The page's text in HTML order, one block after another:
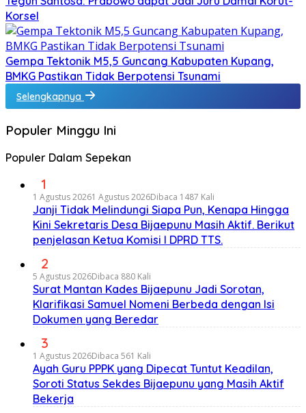
Korsel
Gempa Tektonik M5,5 Guncang Kabupaten Kupang,
BMKG Pastikan Tidak Berpotensi Tsunami
Selengkapnya
Populer Minggu Ini
Populer Dalam Sepekan
1
1 Agustus 20261 Agustus 2026Dibaca 1487 Kali
Janji Tidak Melindungi Siapa Pun, Kenapa Hingga
Kini Sekretaris Desa Bijaepunu Masih Aktif. Berikut
penjelasan Ketua Komisi I DPRD TTS.
2
5 Agustus 2026Dibaca 880 Kali
Surat Mantan Kades Bijaepunu Jadi Sorotan,
Klarifikasi Samuel Nomeni Berbeda dengan Isi
Dokumen yang Beredar
3
1 Agustus 2026Dibaca 561 Kali
Ayah Guru PPPK yang Dipecat Tuntut Keadilan,
Soroti Status Sekdes Bijaepunu yang Masih Aktif
Bekerja